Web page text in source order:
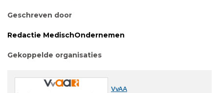
Geschreven door
Redactie MedischOndernemen
Gekoppelde organisaties
VvAA